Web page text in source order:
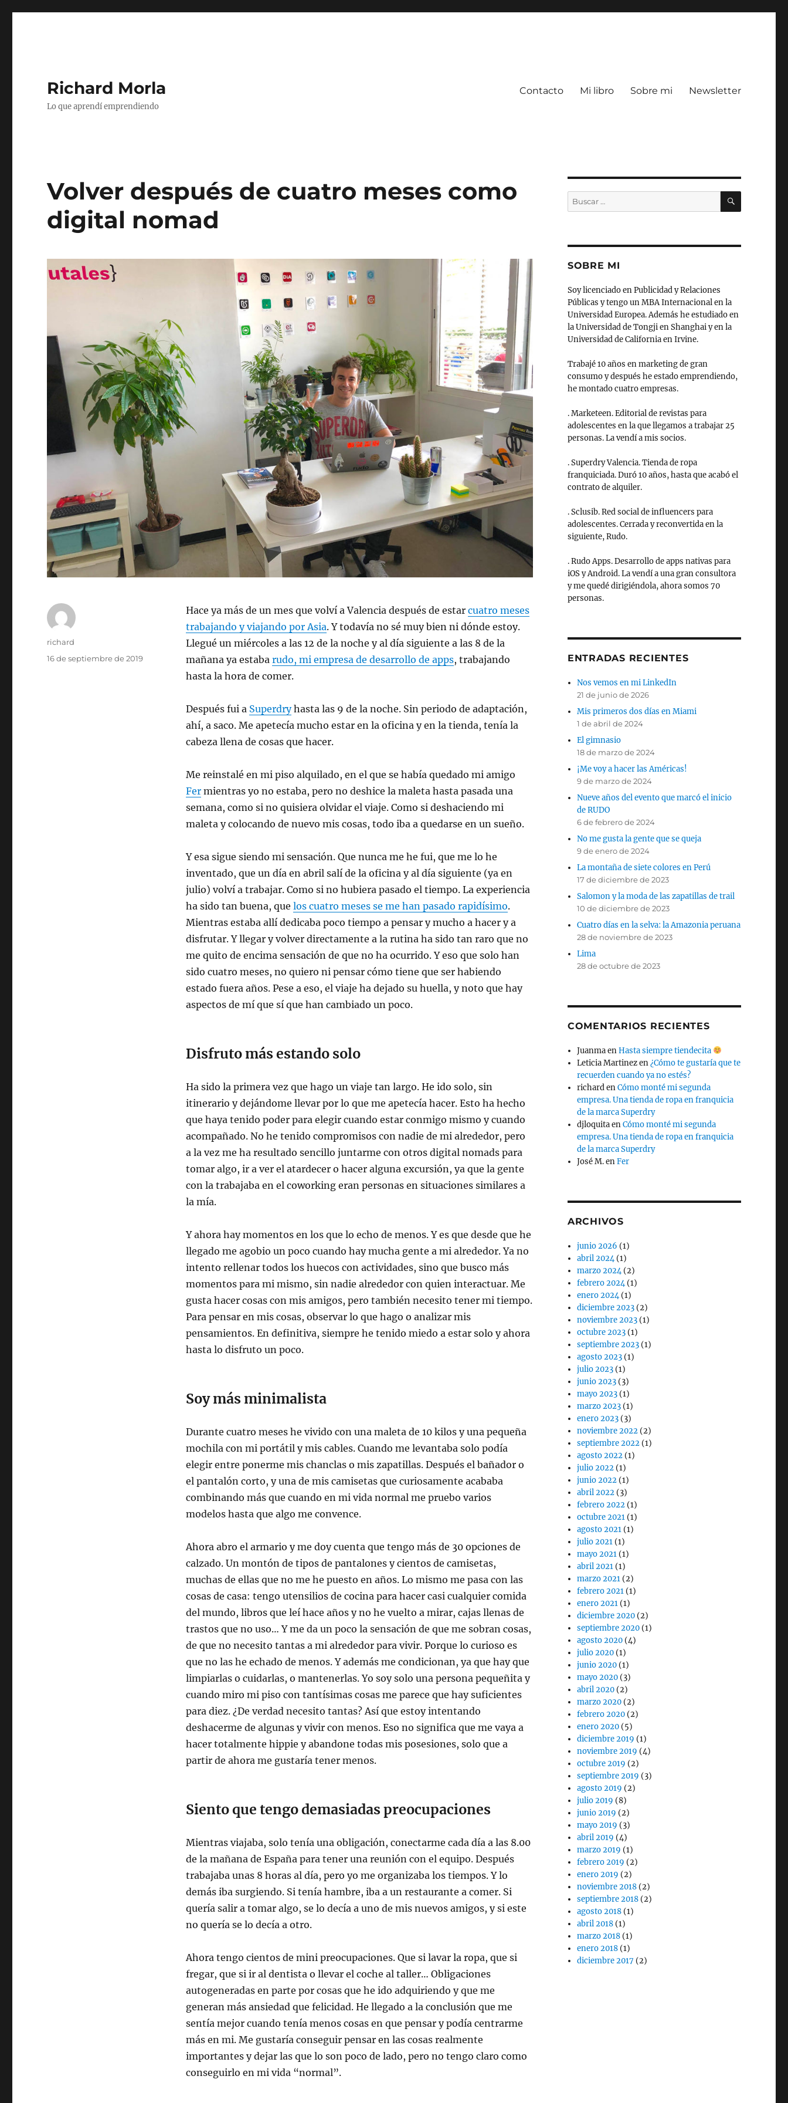
Richard Morla
Lo que aprendí emprendiendo
Contacto Mi libro Sobre mi Newsletter
Volver después de cuatro meses como
digital nomad
Hace ya más de un mes que volví a Valencia después de estar cuatro meses
trabajando y viajando por Asia. Y todavía no sé muy bien ni dónde estoy.
Llegué un miércoles a las 12 de la noche y al día siguiente a las 8 de la
mañana ya estaba rudo, mi empresa de desarrollo de apps, trabajando
hasta la hora de comer.
Después fui a Superdryhasta las 9 de la noche. Sin periodo de adaptación,
ahí, a saco. Me apetecía mucho estar en la oficina y en la tienda, tenía la
cabeza llena de cosas que hacer.
Me reinstalé en mi piso alquilado, en el que se había quedado mi amigo
Fermientras yo no estaba, pero no deshice la maleta hasta pasada una
semana, como si no quisiera olvidar el viaje. Como si deshaciendo mi
maleta y colocando de nuevo mis cosas, todo iba a quedarse en un sueño.
Y esa sigue siendo mi sensación. Que nunca me he fui, que me lo he
inventado, que un día en abril salí de la oficina y al día siguiente (ya en
julio) volví a trabajar. Como si no hubiera pasado el tiempo. La experiencia
ha sido tan buena, que los cuatro meses se me han pasado rapidísimo.
Mientras estaba allí dedicaba poco tiempo a pensar y mucho a hacer y a
disfrutar. Y llegar y volver directamente a la rutina ha sido tan raro que no
me quito de encima sensación de que no ha ocurrido. Y eso que solo han
sido cuatro meses, no quiero ni pensar cómo tiene que ser habiendo
estado fuera años. Pese a eso, el viaje ha dejado su huella, y noto que hay
aspectos de mí que sí que han cambiado un poco.
Disfruto más estando solo
Ha sido la primera vez que hago un viaje tan largo. He ido solo, sin
itinerario y dejándome llevar por lo que me apetecía hacer. Esto ha hecho
que haya tenido poder para elegir cuando estar conmigo mismo y cuando
acompañado. No he tenido compromisos con nadie de mi alrededor, pero
a la vez me ha resultado sencillo juntarme con otros digital nomads para
tomar algo, ir a ver el atardecer o hacer alguna excursión, ya que la gente
con la trabajaba en el coworking eran personas en situaciones similares a
la mía.
Y ahora hay momentos en los que lo echo de menos. Y es que desde que he
llegado me agobio un poco cuando hay mucha gente a mi alrededor. Ya no
intento rellenar todos los huecos con actividades, sino que busco más
momentos para mi mismo, sin nadie alrededor con quien interactuar. Me
gusta hacer cosas con mis amigos, pero también necesito tener mi tiempo.
Para pensar en mis cosas, observar lo que hago o analizar mis
pensamientos. En definitiva, siempre he tenido miedo a estar solo y ahora
hasta lo disfruto un poco.
Soy más minimalista
Durante cuatro meses he vivido con una maleta de 10 kilos y una pequeña
mochila con mi portátil y mis cables. Cuando me levantaba solo podía
elegir entre ponerme mis chanclas o mis zapatillas. Después el bañador o
el pantalón corto, y una de mis camisetas que curiosamente acababa
combinando más que cuando en mi vida normal me pruebo varios
modelos hasta que algo me convence.
Ahora abro el armario y me doy cuenta que tengo más de 30 opciones de
calzado. Un montón de tipos de pantalones y cientos de camisetas,
muchas de ellas que no me he puesto en años. Lo mismo me pasa con las
cosas de casa: tengo utensilios de cocina para hacer casi cualquier comida
del mundo, libros que leí hace años y no he vuelto a mirar, cajas llenas de
trastos que no uso… Y me da un poco la sensación de que me sobran cosas,
de que no necesito tantas a mi alrededor para vivir. Porque lo curioso es
que no las he echado de menos. Y además me condicionan, ya que hay que
limpiarlas o cuidarlas, o mantenerlas. Yo soy solo una persona pequeñita y
cuando miro mi piso con tantísimas cosas me parece que hay suficientes
para diez. ¿De verdad necesito tantas? Así que estoy intentando
deshacerme de algunas y vivir con menos. Eso no significa que me vaya a
hacer totalmente hippie y abandone todas mis posesiones, solo que a
partir de ahora me gustaría tener menos.
Siento que tengo demasiadas preocupaciones
Mientras viajaba, solo tenía una obligación, conectarme cada día a las 8.00
de la mañana de España para tener una reunión con el equipo. Después
trabajaba unas 8 horas al día, pero yo me organizaba los tiempos. Y lo
demás iba surgiendo. Si tenía hambre, iba a un restaurante a comer. Si
quería salir a tomar algo, se lo decía a uno de mis nuevos amigos, y si este
no quería se lo decía a otro.
Ahora tengo cientos de mini preocupaciones. Que si lavar la ropa, que si
fregar, que si ir al dentista o llevar el coche al taller… Obligaciones
autogeneradas en parte por cosas que he ido adquiriendo y que me
generan más ansiedad que felicidad. He llegado a la conclusión que me
sentía mejor cuando tenía menos cosas en que pensar y podía centrarme
más en mi. Me gustaría conseguir pensar en las cosas realmente
importantes y dejar las que lo son poco de lado, pero no tengo claro como
conseguirlo en mi vida “normal”.
Autor
richard
Publicado
16 de septiembre de 2019
Buscar
por:
BUSCAR
SOBRE MI
Soy licenciado en Publicidad y Relaciones
Públicas y tengo un MBA Internacional en la
Universidad Europea. Además he estudiado en
la Universidad de Tongji en Shanghai y en la
Universidad de California en Irvine.
Trabajé 10 años en marketing de gran
consumo y después he estado emprendiendo,
he montado cuatro empresas.
. Marketeen. Editorial de revistas para
adolescentes en la que llegamos a trabajar 25
personas. La vendí a mis socios.
. Superdry Valencia. Tienda de ropa
franquiciada. Duró 10 años, hasta que acabó el
contrato de alquiler.
. Sclusib. Red social de influencers para
adolescentes. Cerrada y reconvertida en la
siguiente, Rudo.
. Rudo Apps. Desarrollo de apps nativas para
iOS y Android. La vendí a una gran consultora
y me quedé dirigiéndola, ahora somos 70
personas.
ENTRADAS RECIENTES
Nos vemos en mi LinkedIn
21 de junio de 2026
Mis primeros dos días en Miami
1 de abril de 2024
El gimnasio
18 de marzo de 2024
¡Me voy a hacer las Américas!
9 de marzo de 2024
Nueve años del evento que marcó el inicio
de RUDO
6 de febrero de 2024
No me gusta la gente que se queja
9 de enero de 2024
La montaña de siete colores en Perú
17 de diciembre de 2023
Salomon y la moda de las zapatillas de trail
10 de diciembre de 2023
Cuatro días en la selva: la Amazonia peruana
28 de noviembre de 2023
Lima
28 de octubre de 2023
COMENTARIOS RECIENTES
JuanmaenHasta siempre tiendecita
Leticia Martinezen¿Cómo te gustaría que te
recuerden cuando ya no estés?
richardenCómo monté mi segunda
empresa. Una tienda de ropa en franquicia
de la marca Superdry
djloquitaenCómo monté mi segunda
empresa. Una tienda de ropa en franquicia
de la marca Superdry
José M.enFer
ARCHIVOS
junio 2026 (1)
abril 2024(1)
marzo 2024(2)
febrero 2024(1)
enero 2024(1)
diciembre 2023 (2)
noviembre 2023 (1)
octubre 2023 (1)
septiembre 2023 (1)
agosto 2023 (1)
julio 2023 (1)
junio 2023 (3)
mayo 2023 (1)
marzo 2023 (1)
enero 2023 (3)
noviembre 2022 (2)
septiembre 2022 (1)
agosto 2022 (1)
julio 2022 (1)
junio 2022 (1)
abril 2022 (3)
febrero 2022 (1)
octubre 2021 (1)
agosto 2021 (1)
julio 2021 (1)
mayo 2021 (1)
abril 2021 (1)
marzo 2021 (2)
febrero 2021 (1)
enero 2021 (1)
diciembre 2020 (2)
septiembre 2020 (1)
agosto 2020 (4)
julio 2020 (1)
junio 2020 (1)
mayo 2020 (3)
abril 2020 (2)
marzo 2020 (2)
febrero 2020 (2)
enero 2020 (5)
diciembre 2019 (1)
noviembre 2019 (4)
octubre 2019 (2)
septiembre 2019 (3)
agosto 2019 (2)
julio 2019 (8)
junio 2019 (2)
mayo 2019 (3)
abril 2019 (4)
marzo 2019 (1)
febrero 2019 (2)
enero 2019 (2)
noviembre 2018 (2)
septiembre 2018 (2)
agosto 2018 (1)
abril 2018 (1)
marzo 2018 (1)
enero 2018 (1)
diciembre 2017 (2)